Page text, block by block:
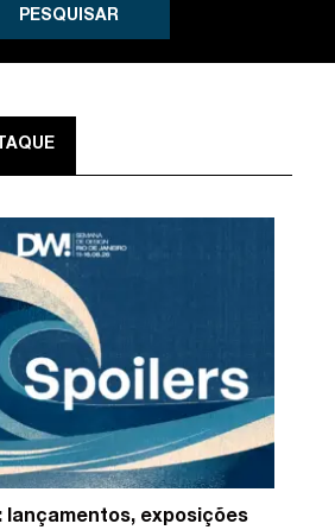
PESQUISAR
lançamentos, exposições